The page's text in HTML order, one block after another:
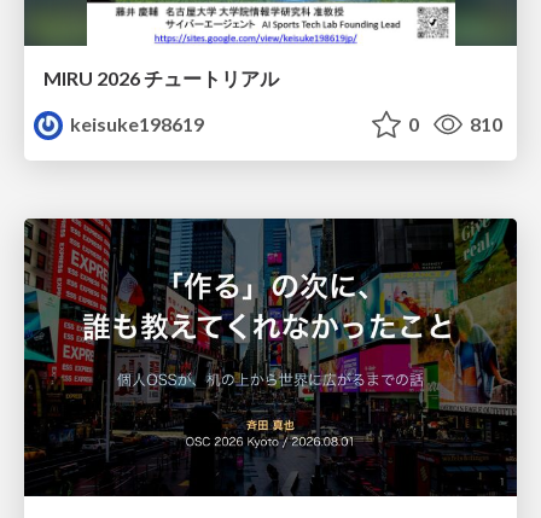
MIRU 2026 チュートリアル
keisuke198619
0 810